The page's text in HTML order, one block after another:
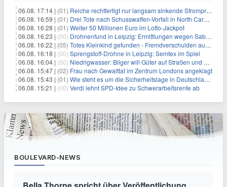
06.08. 17:14 | (01) Reiche rechtfertigt nur langsam sinkende Strompreise
06.08. 16:59 | (01) Drei Tote nach Schusswaffen-Vorfall in North Carolina
06.08. 16:28 | (01) Weiter 50 Millionen Euro im Lotto-Jackpot
06.08. 16:23 | (00) Drohnenfund in Leipzig: Ermittlungen wegen Sabotage und Spionage
06.08. 16:22 | (05) Totes Kleinkind gefunden - Fremdverschulden ausgeschlossen
06.08. 16:18 | (00) Sprengstoff-Drohne in Leipzig: Semtex im Spiel
06.08. 16:04 | (00) Niedrigwasser: Bilger will Güter auf Straßen und Schienen bringen
06.08. 15:47 | (02) Frau nach Gewalttat im Zentrum Londons angeklagt
06.08. 15:43 | (01) Wie steht es um die Sicherheitslage in Deutschland?
06.08. 15:21 | (00) Verdi lehnt SPD-Idee zu Schwerarbeitsrente ab
BOULEVARD-NEWS